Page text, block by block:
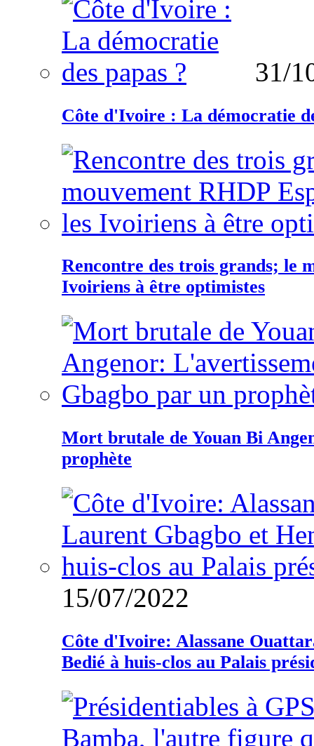
31/
Côte d'Ivoire : La démocratie
Rencontre des trois grands; le
Ivoiriens à être optimistes
Mort brutale de Youan Bi
prophète
15/07/2022
Côte d'Ivoire: Alassane
Bedié à huis-clos au Palais